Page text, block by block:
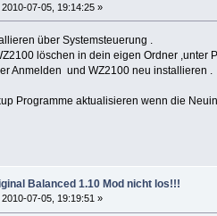
2010-07-05, 19:14:25 »
über Systemsteuerung .
löschen in dein eigen Ordner ,unter
Anmelden und WZ2100 neu installieren .
Programme aktualisieren wenn die
Balanced 1.10 Mod nicht los!!!
2010-07-05, 19:19:51 »